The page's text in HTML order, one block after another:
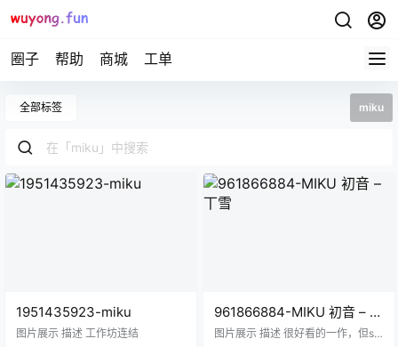
圈子 帮助 商城 工单
全部标签 miku
1951435923-miku
图片展示 描述 工作坊连结
961866884-MIKU 初音 – 丅
雪
图片展示 描述 很好看的一作，但ste